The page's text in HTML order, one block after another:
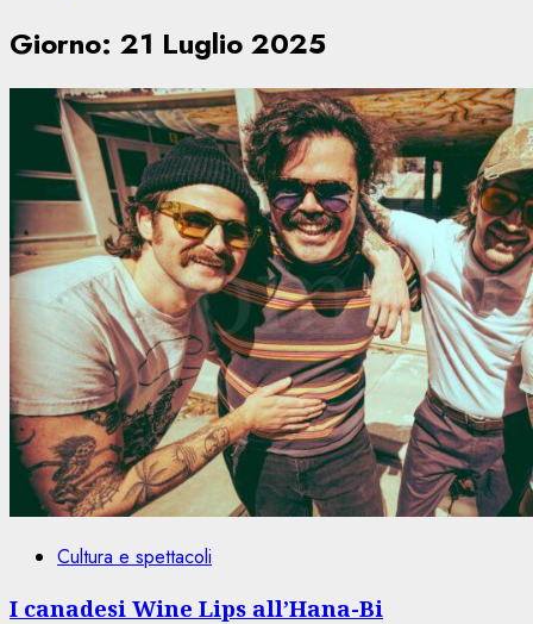
Giorno: 21 Luglio 2025
Cultura e spettacoli
I canadesi Wine Lips all’Hana-Bi